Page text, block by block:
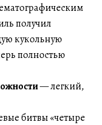
получил
кукольную
полностью
— легкий,
битвы «четыре